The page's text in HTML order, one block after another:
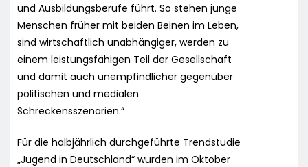
und Ausbildungsberufe führt. So stehen junge
Menschen früher mit beiden Beinen im Leben,
sind wirtschaftlich unabhängiger, werden zu
einem leistungsfähigen Teil der Gesellschaft
und damit auch unempfindlicher gegenüber
politischen und medialen
Schreckensszenarien.“
Für die halbjährlich durchgeführte Trendstudie
„Jugend in Deutschland“ wurden im Oktober